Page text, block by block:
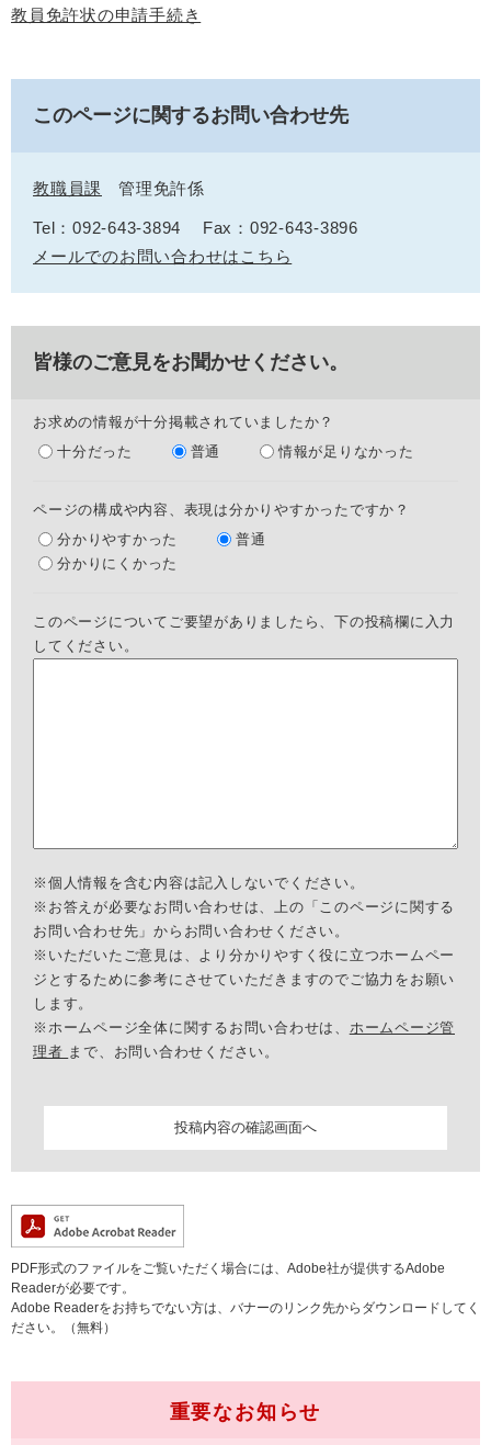
教員免許状の申請手続き
このページに関するお問い合わせ先
教職員課 管理免許係
Tel：092-643-3894
Fax：092-643-3896
メールでのお問い合わせはこちら
皆様のご意見をお聞かせください。
お求めの情報が十分掲載されていましたか？
十分だった
普通 情報が足りなかった
ページの構成や内容、表現は分かりやすかったですか？
分かりやすかった
普通
分かりにくかった
このページについてご要望がありましたら、下の投稿欄に入力
してください。
※個人情報を含む内容は記入しないでください。
※お答えが必要なお問い合わせは、上の「このページに関する
お問い合わせ先」からお問い合わせください。
※いただいたご意見は、より分かりやすく役に立つホームペー
ジとするために参考にさせていただきますのでご協力をお願い
します。
※ホームページ全体に関するお問い合わせは、 ホームページ管
理者 まで、お問い合わせください。
PDF形式のファイルをご覧いただく場合には、Adobe社が提供するAdobe
Readerが必要です。
Adobe Readerをお持ちでない方は、バナーのリンク先からダウンロードしてく
ださい。（無料）
重要なお知らせ